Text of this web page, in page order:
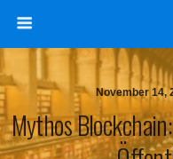
November 14,
Mythos